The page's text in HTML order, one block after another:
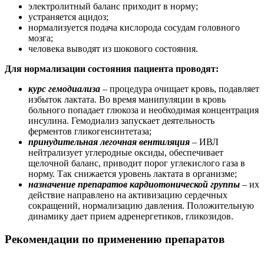
электролитный баланс приходит в норму;
устраняется ацидоз;
нормализуется подача кислорода сосудам головного
мозга;
человека выводят из шокового состояния.
Для нормализации состояния пациента проводят:
курс гемодиализа – процедура очищает кровь, подавляет
избыток лактата. Во время манипуляции в кровь
больного попадает глюкоза и необходимая концентрация
инсулина. Гемодиализ запускает деятельность
ферментов гликогенсинтетаза;
принудительная легочная вентиляция – ИВЛ
нейтрализует углеродные оксиды, обеспечивает
щелочной баланс, приводит порог углекислого газа в
норму. Так снижается уровень лактата в организме;
назначение препаратов кардиотонической группы – их
действие направлено на активизацию сердечных
сокращений, нормализацию давления. Положительную
динамику дает прием адренергетиков, гликозидов.
Рекомендации по применению препаратов